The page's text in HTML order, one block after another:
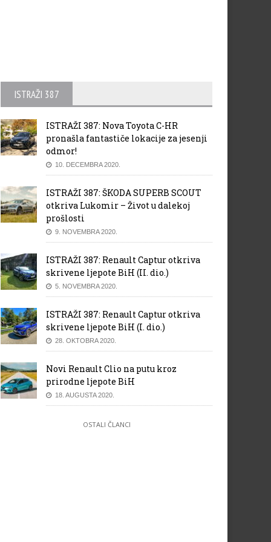
ISTRAŽI 387
ISTRAŽI 387: Nova Toyota C-HR
pronašla fantastiče lokacije za jesenji
odmor!
10. DECEMBRA 2020.
ISTRAŽI 387: ŠKODA SUPERB SCOUT
otkriva Lukomir – Život u dalekoj
prošlosti
9. NOVEMBRA 2020.
ISTRAŽI 387: Renault Captur otkriva
skrivene ljepote BiH (II. dio.)
5. NOVEMBRA 2020.
ISTRAŽI 387: Renault Captur otkriva
skrivene ljepote BiH (I. dio.)
28. OKTOBRA 2020.
Novi Renault Clio na putu kroz
prirodne ljepote BiH
18. AUGUSTA 2020.
OSTALI ČLANCI